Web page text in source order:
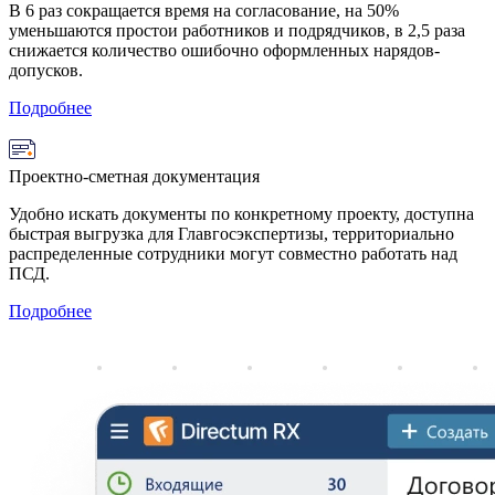
В 6 раз сокращается время на согласование, на 50%
уменьшаются простои работников и подрядчиков, в 2,5 раза
снижается количество ошибочно оформленных нарядов-
допусков.
Подробнее
Проектно-сметная документация
Удобно искать документы по конкретному проекту, доступна
быстрая выгрузка для Главгосэкспертизы, территориально
распределенные сотрудники могут совместно работать над
ПСД.
Подробнее